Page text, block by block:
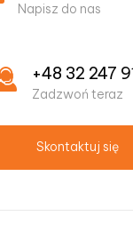
Napisz do nas
+48 32 247
Zadzwoń teraz
Skontaktuj się